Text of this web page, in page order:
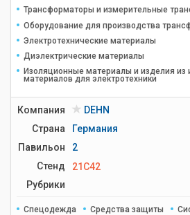
Трансформаторы и измерительные
Оборудование для производства
Электротехнические материалы
Диэлектрические материалы
Изоляционные материалы и изделия из
материалов для электротехники
Компания
DEHN
Страна
Германия
Павильон
2
Стенд
21C42
Рубрики
Спецодежда Средства защиты